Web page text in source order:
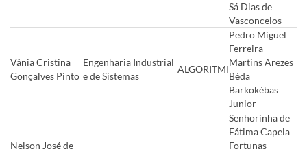
Sá Dias de
Vasconcelos
Vânia Cristina
Gonçalves Pinto
Engenharia Industrial
e de Sistemas
ALGORITMI
Pedro Miguel
Ferreira
Martins Arezes
Béda
Barkokébas
Junior
Nelson José de
Senhorinha de
Fátima Capela
Fortunas